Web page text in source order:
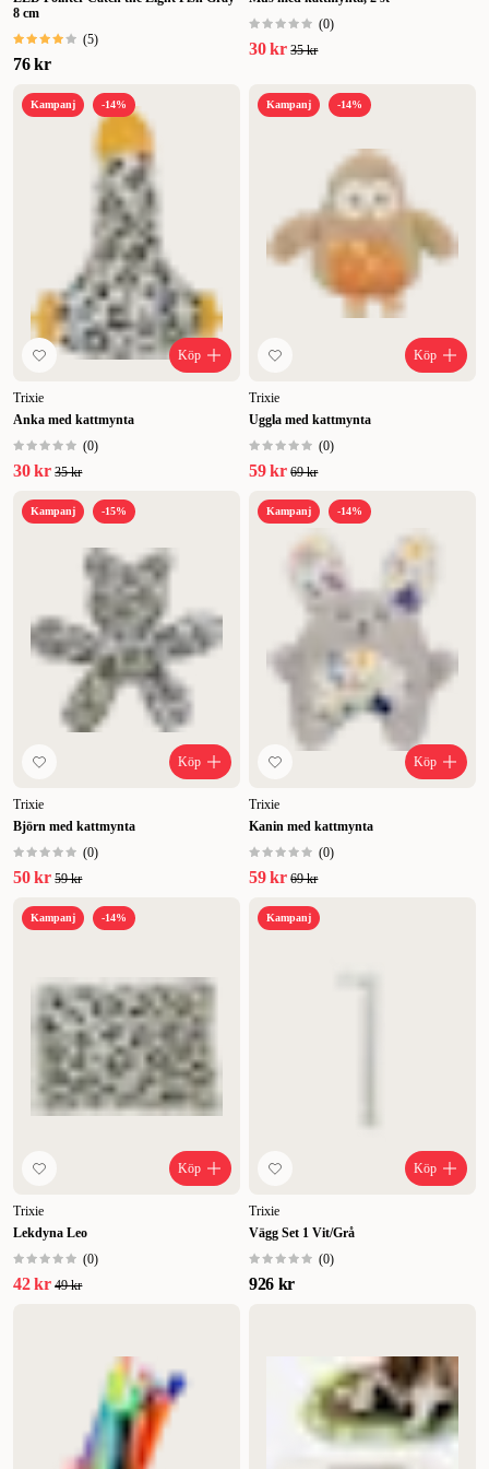
8 cm
(5)
76 kr
(0)
30 kr 35 kr
Kampanj -14%
Köp
Trixie
Anka med kattmynta
(0)
30 kr 35 kr
Kampanj -14%
Köp
Trixie
Uggla med kattmynta
(0)
59 kr 69 kr
Kampanj -15%
Köp
Trixie
Björn med kattmynta
(0)
50 kr 59 kr
Kampanj -14%
Köp
Trixie
Kanin med kattmynta
(0)
59 kr 69 kr
Kampanj -14%
Köp
Trixie
Lekdyna Leo
(0)
42 kr 49 kr
Kampanj
Köp
Trixie
Vägg Set 1 Vit/Grå
(0)
926 kr